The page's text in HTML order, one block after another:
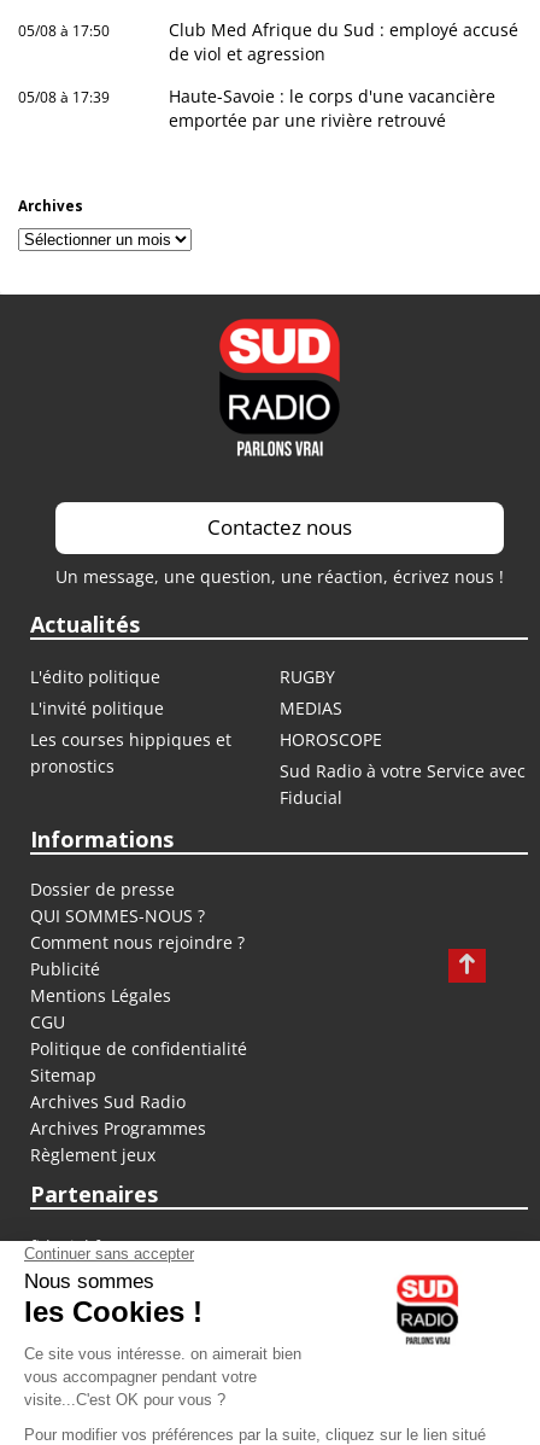
05/08 à 17:50
Club Med Afrique du Sud : employé accusé
de viol et agression
05/08 à 17:39
Haute-Savoie : le corps d'une vacancière
emportée par une rivière retrouvé
Archives
Archives
Contactez nous
Un message, une question, une réaction, écrivez nous !
Actualités
L'édito politique
RUGBY
L'invité politique
MEDIAS
Les courses hippiques et
pronostics
HOROSCOPE
Sud Radio à votre Service avec
Fiducial
Informations
Dossier de presse
QUI SOMMES-NOUS ?
Comment nous rejoindre ?
Publicité
Mentions Légales
CGU
Politique de confidentialité
Sitemap
Archives Sud Radio
Archives Programmes
Règlement jeux
Partenaires
fiducial.fr
lyoncapitale.fr
olympique-et-lyonnais.com
L'application Iphone / Android
Téléchargez l'application